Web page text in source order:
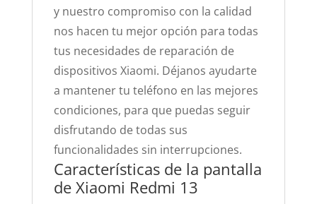
y nuestro compromiso con la calidad
nos hacen tu mejor opción para todas
tus necesidades de reparación de
dispositivos Xiaomi. Déjanos ayudarte
a mantener tu teléfono en las mejores
condiciones, para que puedas seguir
disfrutando de todas sus
funcionalidades sin interrupciones.
Características de la pantalla
de Xiaomi Redmi 13